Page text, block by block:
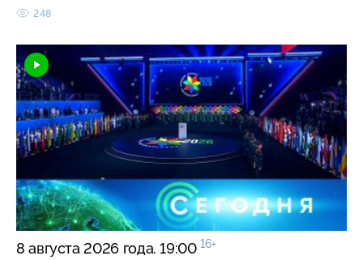
248
8 августа 2026 года. 19:00 16+